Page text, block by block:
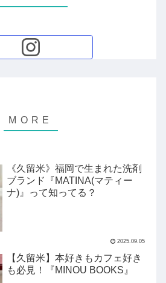
《久留米》福岡で生まれた洗剤
ブランド『MATINA(マティー
ナ)』って知ってる？
2025.09.05
【久留米】本好きもカフェ好き
も必見！『MINOU BOOKS』